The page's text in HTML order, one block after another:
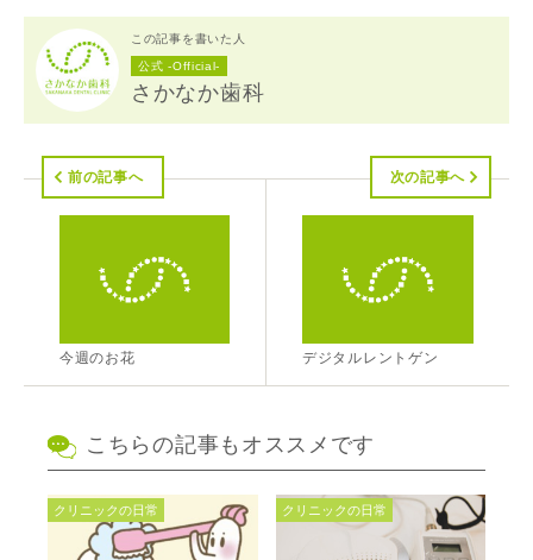
この記事を書いた人
公式 -Official-
さかなか歯科
前の記事へ
今週のお花
次の記事へ
デジタルレントゲン
こちらの記事もオススメです
クリニックの日常 クリニックの日常